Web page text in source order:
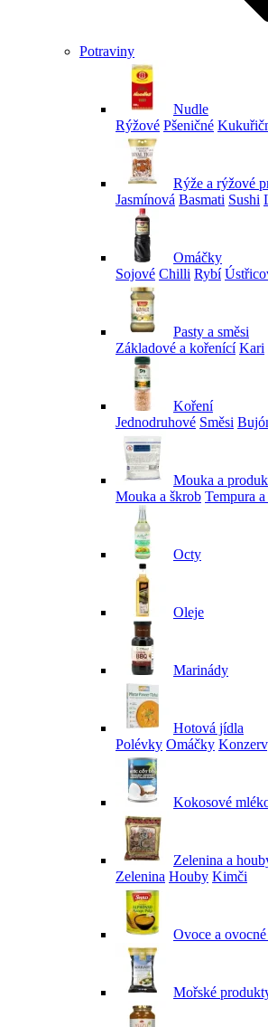
Potraviny
Nudle
Rýžové Pšeničné
Rýže a rýžové
Jasmínová Basmati Sushi
Omáčky
Sojové Chilli Rybí
Pasty a směsi
Základové a kořenící Kari
Koření
Jednodruhové Směsi
Mouka a
Mouka a škrob Tempura
Octy
Oleje
Marinády
Hotová jídla
Polévky Omáčky
Kokosové
Zelenina a
Zelenina Houby Kimči
Ovoce a
Mořské